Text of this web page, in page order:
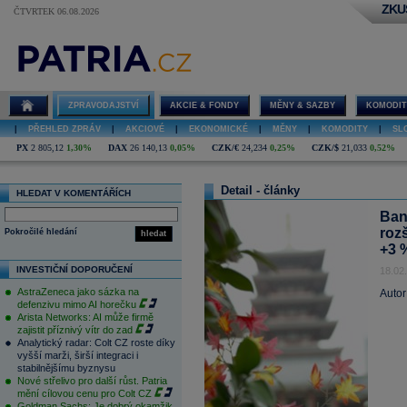
ČTVRTEK 06.08.2026
ZPRAVODAJSTVÍ AKCIE & FONDY MĚNY & SAZBY
PŘEHLED ZPRÁV AKCIOVÉ EKONOMICKÉ MĚNY KOMODITY
PX 2 805,12 1,30% DAX 26 140,13 0,05% CZK/€ 24,234 0,25% CZK/$ 21,033 0,52%
HLEDAT V KOMENTÁŘÍCH
hledat
Pokročilé hledání
INVESTIČNÍ DOPORUČENÍ
AstraZeneca jako sázka na
defenzivu mimo AI horečku
Arista Networks: AI může firmě
zajistit příznivý vítr do zad
Analytický radar: Colt CZ roste díky
vyšší marži, širší integraci i
stabilnějšímu byznysu
Nové střelivo pro další růst. Patria
mění cílovou cenu pro Colt CZ
Detail - články
+3